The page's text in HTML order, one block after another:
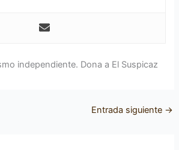
independiente. Dona a El Suspicaz
Entrada siguiente →